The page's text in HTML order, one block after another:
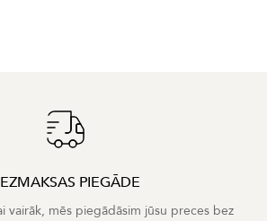
PIEGĀDE
vairāk, mēs piegādāsim jūsu preces bez